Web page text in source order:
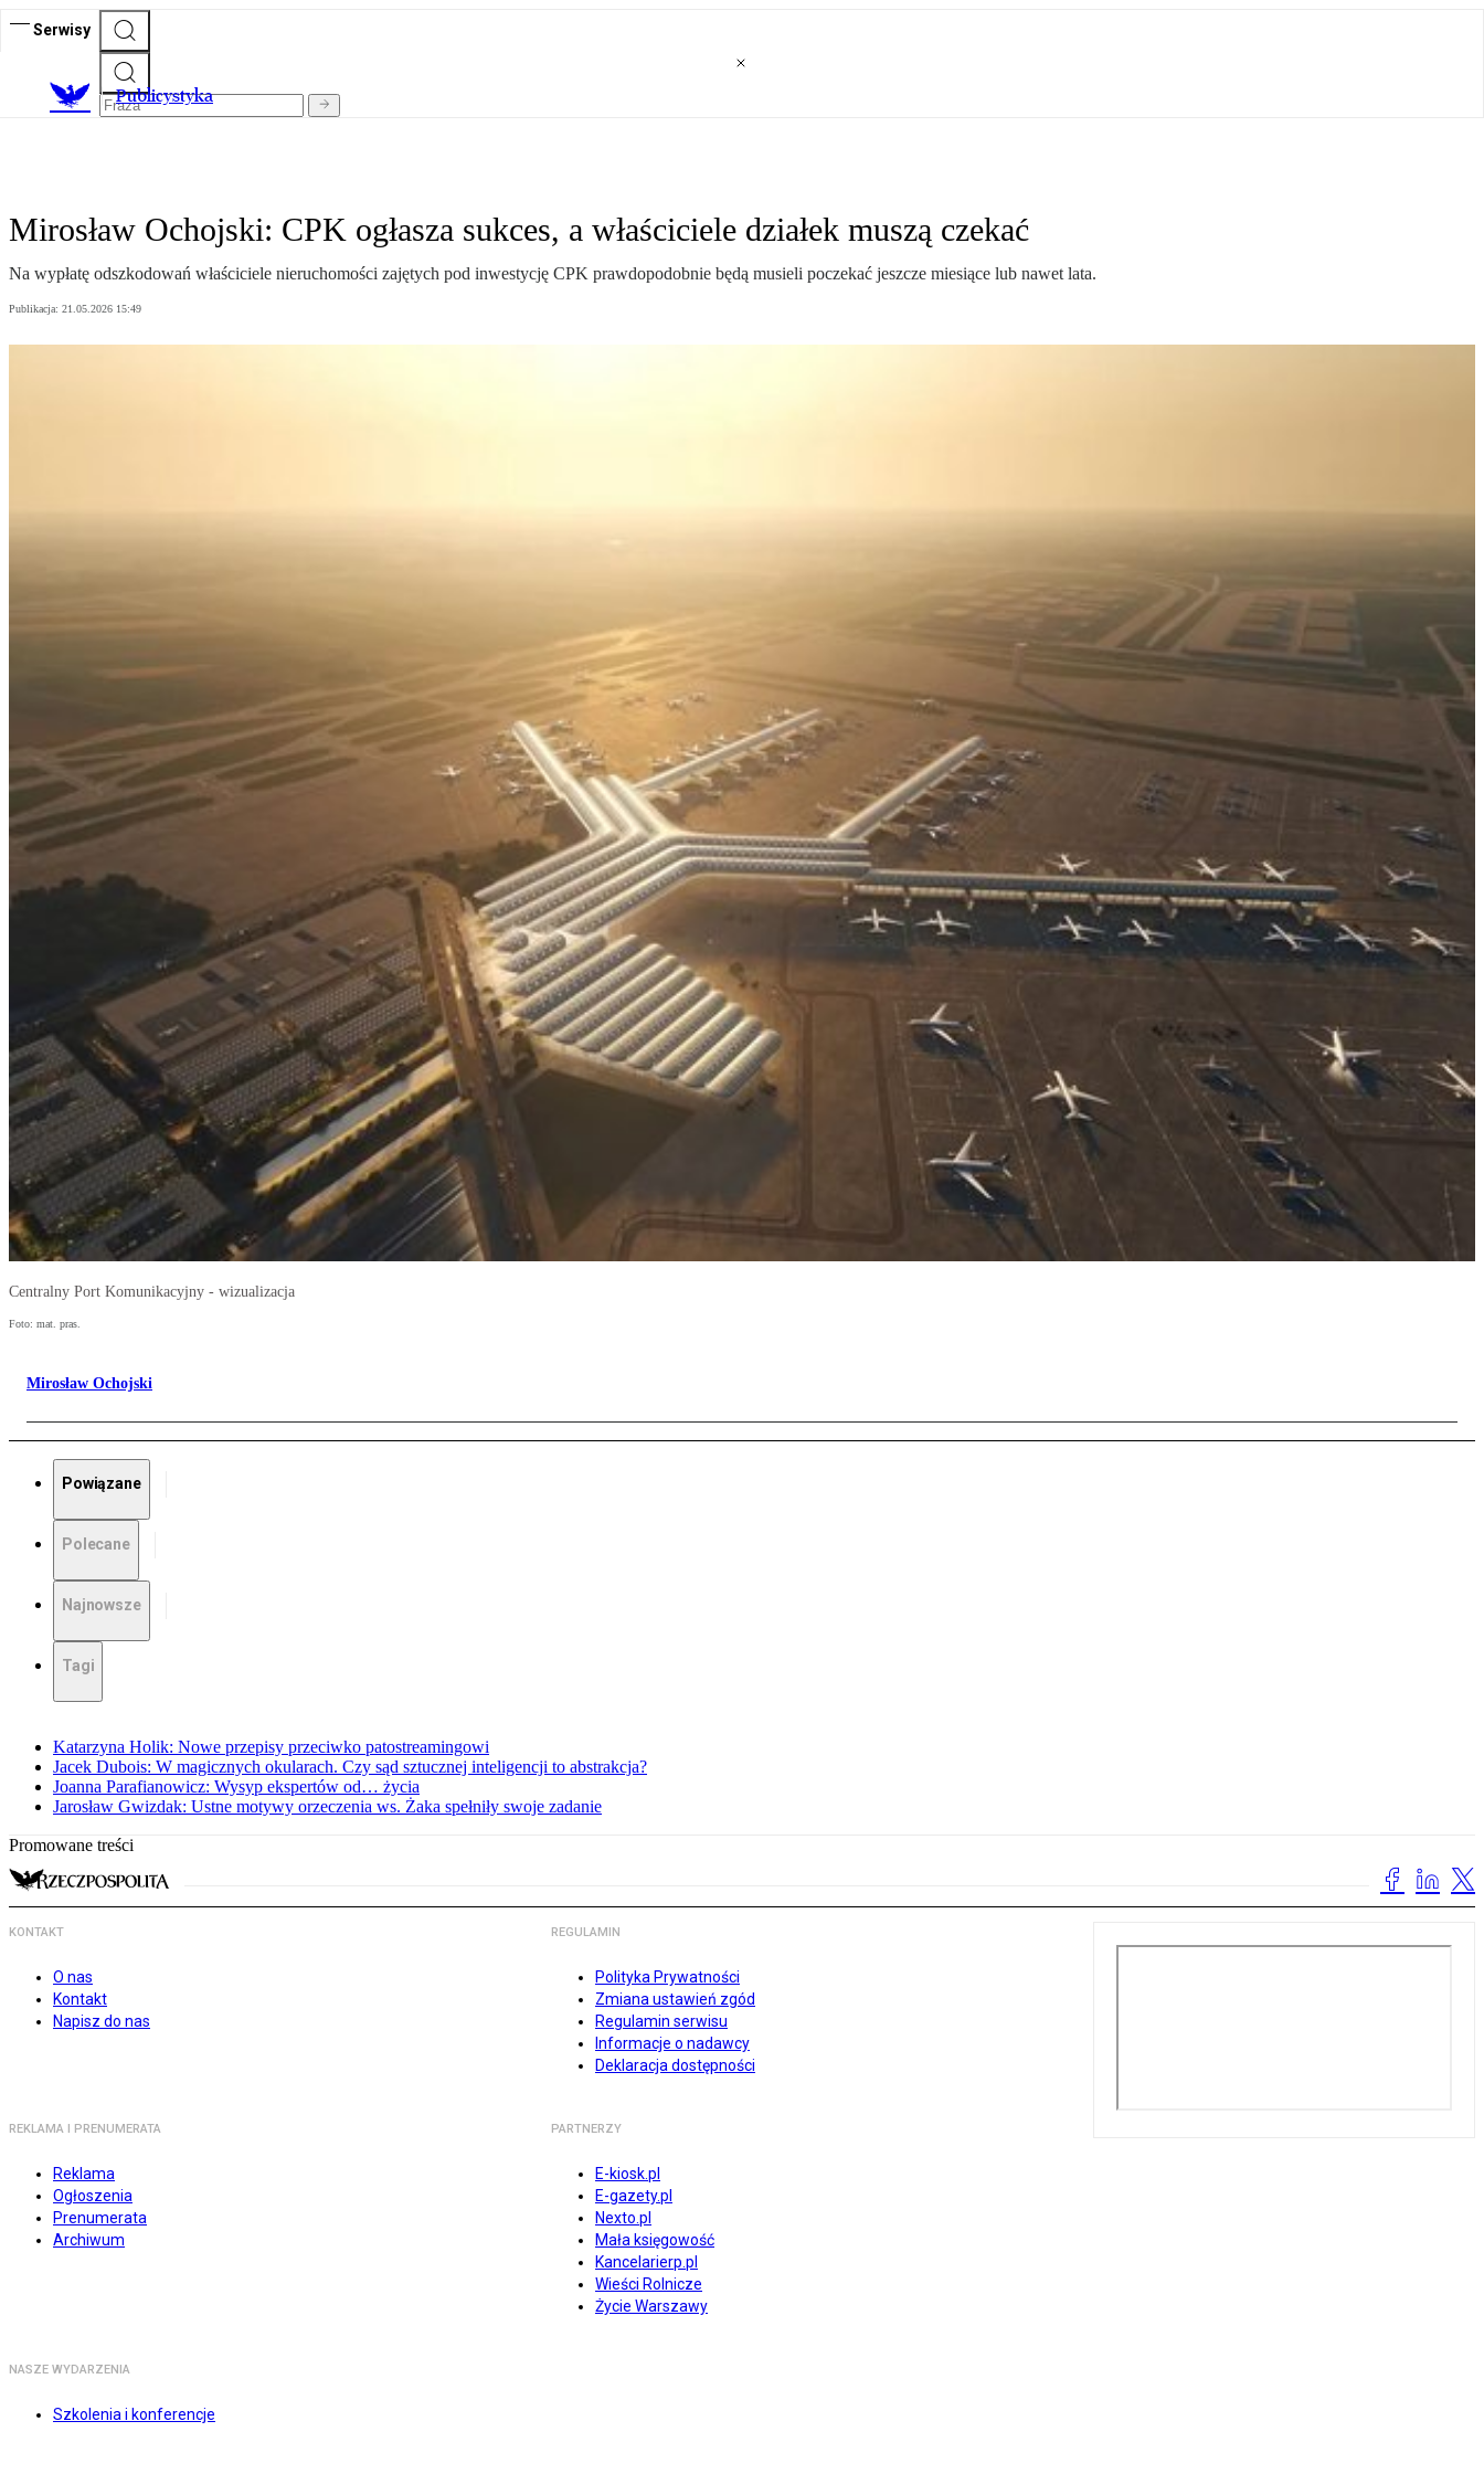
Serwisy
Publicystyka
Mirosław Ochojski: CPK ogłasza sukces, a właściciele działek muszą czekać
Na wypłatę odszkodowań właściciele nieruchomości zajętych pod inwestycję CPK prawdopodobnie będą musieli poczekać jeszcze miesiące lub nawet lata.
Publikacja: 21.05.2026 15:49
Centralny Port Komunikacyjny - wizualizacja
Foto: mat. pras.
Mirosław Ochojski
Powiązane
Polecane
Najnowsze
Tagi
Katarzyna Holik: Nowe przepisy przeciwko patostreamingowi
Jacek Dubois: W magicznych okularach. Czy sąd sztucznej inteligencji to abstrakcja?
Joanna Parafianowicz: Wysyp ekspertów od… życia
Jarosław Gwizdak: Ustne motywy orzeczenia ws. Żaka spełniły swoje zadanie
Promowane treści
KONTAKT
O nas
Kontakt
Napisz do nas
REGULAMIN
Polityka Prywatności
Zmiana ustawień zgód
Regulamin serwisu
Informacje o nadawcy
Deklaracja dostępności
REKLAMA I PRENUMERATA
Reklama
Ogłoszenia
Prenumerata
Archiwum
PARTNERZY
E-kiosk.pl
E-gazety.pl
Nexto.pl
Mała księgowość
Kancelarierp.pl
Wieści Rolnicze
Życie Warszawy
NASZE WYDARZENIA
Szkolenia i konferencje